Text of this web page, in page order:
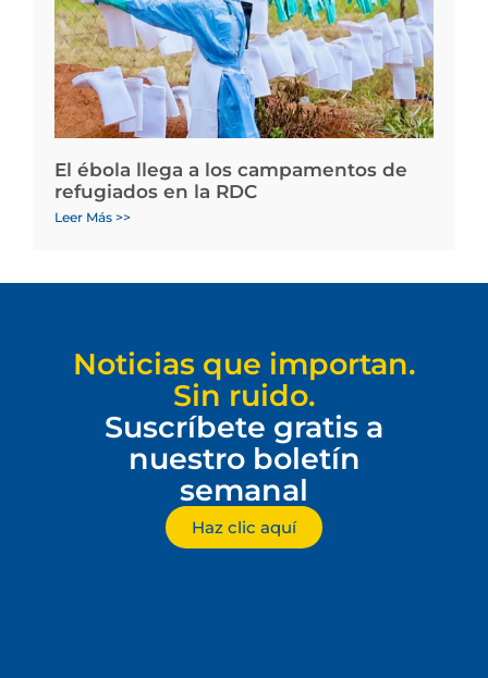
El ébola llega a los campamentos de
refugiados en la RDC
Leer Más >>
Noticias que importan.
Sin ruido.
Suscríbete gratis a
nuestro boletín
semanal
Haz clic aquí